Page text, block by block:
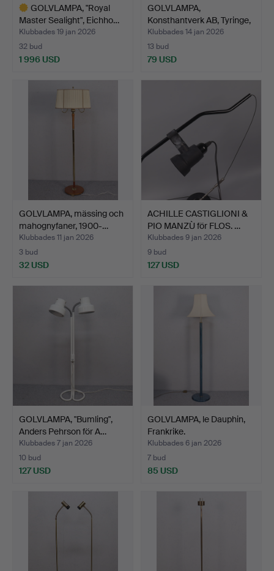
GOLVLAMPA, "Royal
Master Sealight", Eichho…
Klubbades 19 jan 2026
32 bud
1 996 USD
GOLVLAMPA,
Konsthantverk AB, Tyringe,
lack…
Klubbades 14 jan 2026
13 bud
79 USD
GOLVLAMPA, mässing och
mahognyfaner, 1900-…
Klubbades 11 jan 2026
3 bud
32 USD
ACHILLE CASTIGLIONI &
PIO MANZÙ för FLOS. …
Klubbades 9 jan 2026
9 bud
127 USD
GOLVLAMPA, "Bumling",
Anders Pehrson för A…
Klubbades 7 jan 2026
10 bud
127 USD
GOLVLAMPA, le Dauphin,
Frankrike.
Klubbades 6 jan 2026
7 bud
85 USD